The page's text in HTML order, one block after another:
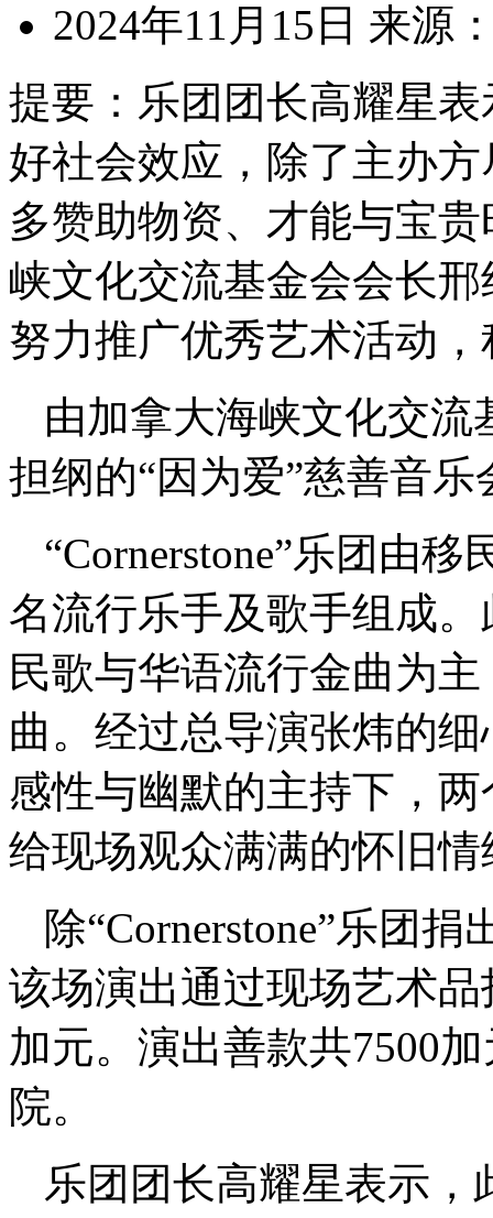
2024年11月15日 来源
提要： 乐团团长高耀星
好社会效应，除了主办
多赞助物资、才能与宝
峡文化交流基金会会长
努力推广优秀艺术活动
由加拿大海峡文化交流
担纲的“因为爱”慈善音
“Cornerstone”乐团由
名流行乐手及歌手组成
民歌与华语流行金曲为
曲。经过总导演张炜的
感性与幽默的主持下，
给现场观众满满的怀旧
除“Cornerstone”乐团
该场演出通过现场艺术
加元。演出善款共7500
院。
乐团团长高耀星表示